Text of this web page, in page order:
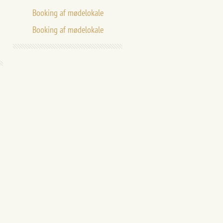
Booking af mødelokale
Booking af mødelokale